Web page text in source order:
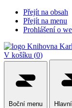
Přejít na obsah
Přejít na menu
Prohlášení o
V košíku (0)
Boční menu Hlavní